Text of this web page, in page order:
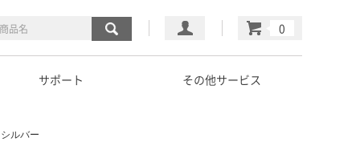
マイページ
カート
サポート その他サービス
ルバー